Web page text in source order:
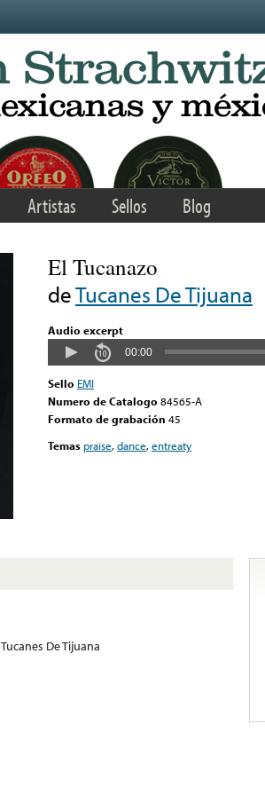
Artistas Sellos Blog
El Tucanazo
deTucanes De Tijuana
Audio excerpt
00:00
Sello EMI
Numero de Catalogo 84565-A
Formato de grabación 45
Temas praise,dance,entreaty
Tucanes De Tijuana